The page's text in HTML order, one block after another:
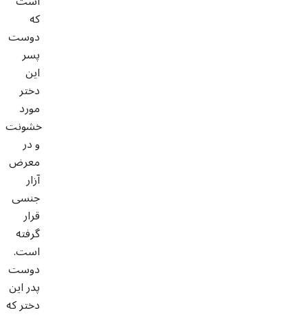
که
دوست
پسر
این
دختر
مورد
خشونت
و در
معرض
آزار
جنسی
قرار
گرفته
است.
دوست
پدر این
دختر که